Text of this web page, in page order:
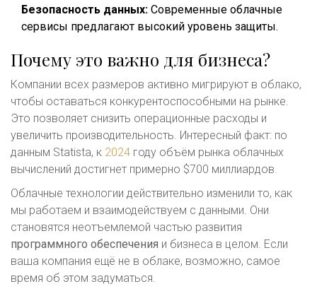
Безопасность данных: Современные облачные
сервисы предлагают высокий уровень защиты.
Почему это важно для бизнеса?
Компании всех размеров активно мигрируют в облако,
чтобы оставаться конкурентоспособными на рынке.
Это позволяет снизить операционные расходы и
увеличить производительность. Интересный факт: по
данным Statista, к 2024 году объём рынка облачных
вычислений достигнет примерно $700 миллиардов.
Облачные технологии действительно изменили то, как
мы работаем и взаимодействуем с данными. Они
становятся неотъемлемой частью развития
программного обеспечения и бизнеса в целом. Если
ваша компания ещё не в облаке, возможно, самое
время об этом задуматься.